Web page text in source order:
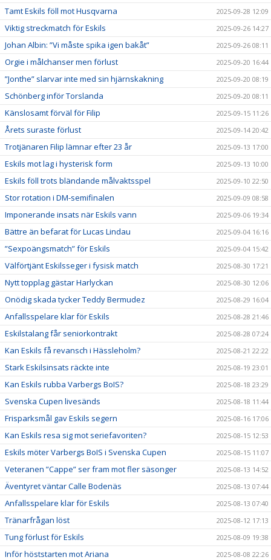
Tamt Eskils föll mot Husqvarna 2025-09-28 12:09
Viktig streckmatch för Eskils 2025-09-26 14:27
Johan Albin: ”Vi måste spika igen bakåt” 2025-09-26 08:11
Orgie i målchanser men förlust 2025-09-20 16:44
”Jonthe” slarvar inte med sin hjärnskakning 2025-09-20 08:19
Schönberg inför Torslanda 2025-09-20 08:11
Känslosamt förväl för Filip 2025-09-15 11:26
Årets suraste förlust 2025-09-14 20:42
Trotjänaren Filip lämnar efter 23 år 2025-09-13 17:00
Eskils mot lag i hysterisk form 2025-09-13 10:00
Eskils föll trots bländande målvaktsspel 2025-09-10 22:50
Stor rotation i DM-semifinalen 2025-09-09 08:58
Imponerande insats när Eskils vann 2025-09-06 19:34
Bättre än befarat för Lucas Lindau 2025-09-04 16:16
”Sexpoängsmatch” för Eskils 2025-09-04 15:42
Välförtjänt Eskilsseger i fysisk match 2025-08-30 17:21
Nytt topplag gästar Harlyckan 2025-08-30 12:06
Onödig skada tycker Teddy Bermudez 2025-08-29 16:04
Anfallsspelare klar för Eskils 2025-08-28 21:46
Eskilstalang får seniorkontrakt 2025-08-28 07:24
Kan Eskils få revansch i Hässleholm? 2025-08-21 22:22
Stark Eskilsinsats räckte inte 2025-08-19 23:01
Kan Eskils rubba Varbergs BoIS? 2025-08-18 23:29
Svenska Cupen livesänds 2025-08-18 11:44
Frisparksmål gav Eskils segern 2025-08-16 17:06
Kan Eskils resa sig mot seriefavoriten? 2025-08-15 12:53
Eskils möter Varbergs BoIS i Svenska Cupen 2025-08-15 11:07
Veteranen ”Cappe” ser fram mot fler säsonger 2025-08-13 14:52
Äventyret väntar Calle Bodenäs 2025-08-13 07:44
Anfallsspelare klar för Eskils 2025-08-13 07:40
Tränarfrågan löst 2025-08-12 17:13
Tung förlust för Eskils 2025-08-09 19:38
Inför höststarten mot Ariana 2025-08-08 22:26